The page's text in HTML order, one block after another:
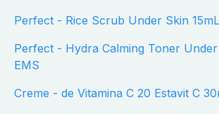
Perfect - Rice Scrub Under Skin
Perfect - Hydra Calming Toner Under Skin 30mL -
EMS
Creme - de Vitamina C 20 Estavit C